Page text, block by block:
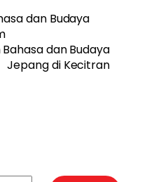
dan Budaya
dan Budaya
Jepang di Kecitran